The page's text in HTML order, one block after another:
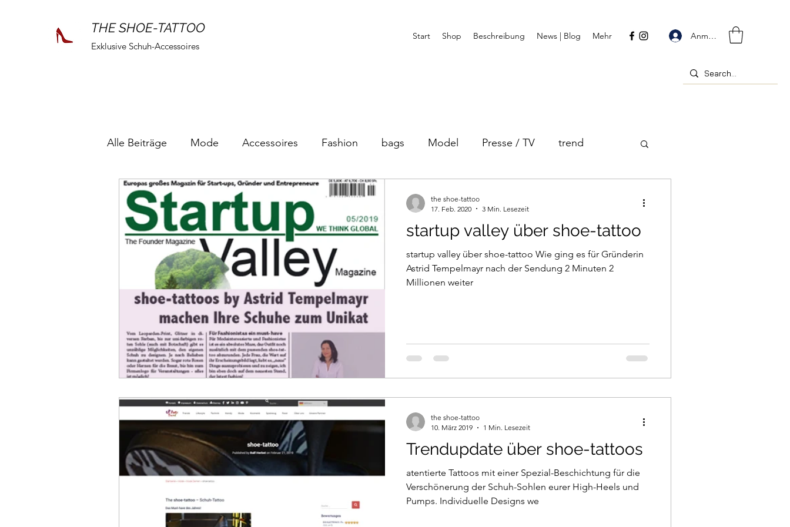
THE SHOE-TATTOO
Exklusive Schuh-Accessoires
Start Shop Beschreibung News | Blog Mehr Anmelden
Alle Beiträge Mode Accessoires Fashion bags Model Presse / TV trend
Aktion
startup valley über shoe-tattoo
startup valley über shoe-tattoo Wie ging es für Gründerin
Astrid Tempelmayr nach der Sendung 2 Minuten 2
Millionen weiter
the shoe-tattoo
17. Feb. 2020
3 Min. Lesezeit
Trendupdate über shoe-tattoos
atentierte Tattoos mit einer Spezial-Beschichtung für die
Verschönerung der Schuh-Sohlen eurer High-Heels und
Pumps. Individuelle Designs we
the shoe-tattoo
10. März 2019
1 Min. Lesezeit